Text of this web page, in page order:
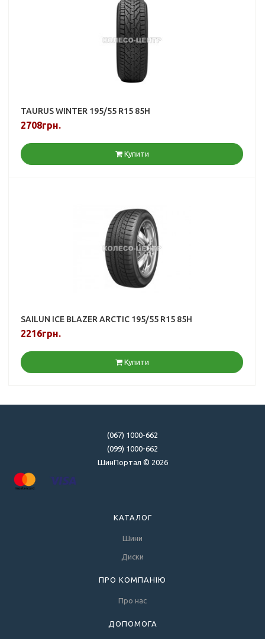
TAURUS WINTER 195/55 R15 85H
2708грн.
Купити
SAILUN ICE BLAZER ARCTIC 195/55 R15 85H
2216грн.
Купити
(067) 1000-662
(099) 1000-662
ШинПортал © 2026
КАТАЛОГ
Шини
Диски
ПРО КОМПАНІЮ
Про нас
ДОПОМОГА